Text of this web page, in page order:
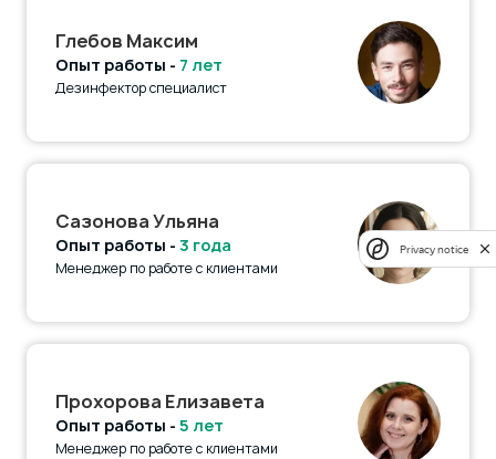
Глебов Максим
Опыт работы - 7 лет
Дезинфектор специалист
Сазонова Ульяна
Опыт работы - 3 года
Менеджер по работе с клиентами
Прохорова Елизавета
Опыт работы - 5 лет
Менеджер по работе с клиентами
Privacy notice